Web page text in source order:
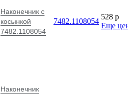
Наконечник с
косынкой
7482.1108054
7482.1108054
528 p
Еще
Наконечник